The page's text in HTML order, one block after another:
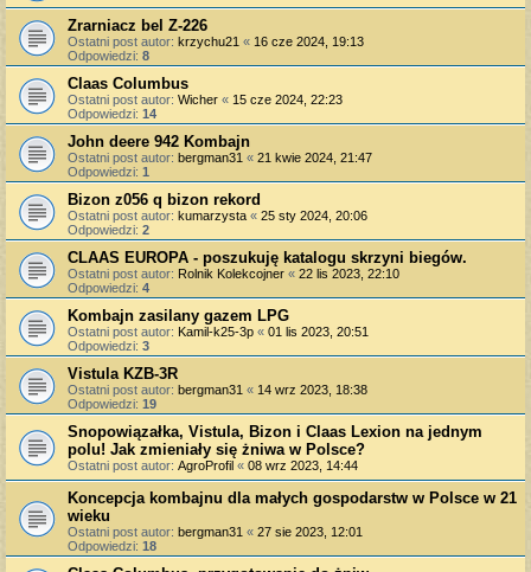
Zrarniacz bel Z-226
Ostatni post autor: krzychu21 « 16 cze 2024, 19:13
Odpowiedzi: 8
Claas Columbus
Ostatni post autor: Wicher « 15 cze 2024, 22:23
Odpowiedzi: 14
John deere 942 Kombajn
Ostatni post autor: bergman31 « 21 kwie 2024, 21:47
Odpowiedzi: 1
Bizon z056 q bizon rekord
Ostatni post autor: kumarzysta « 25 sty 2024, 20:06
Odpowiedzi: 2
CLAAS EUROPA - poszukuję katalogu skrzyni biegów.
Ostatni post autor: Rolnik Kolekcojner « 22 lis 2023, 22:10
Odpowiedzi: 4
Kombajn zasilany gazem LPG
Ostatni post autor: Kamil-k25-3p « 01 lis 2023, 20:51
Odpowiedzi: 3
Vistula KZB-3R
Ostatni post autor: bergman31 « 14 wrz 2023, 18:38
Odpowiedzi: 19
Snopowiązałka, Vistula, Bizon i Claas Lexion na jednym
polu! Jak zmieniały się żniwa w Polsce?
Ostatni post autor: AgroProfil « 08 wrz 2023, 14:44
Koncepcja kombajnu dla małych gospodarstw w Polsce w 21
wieku
Ostatni post autor: bergman31 « 27 sie 2023, 12:01
Odpowiedzi: 18